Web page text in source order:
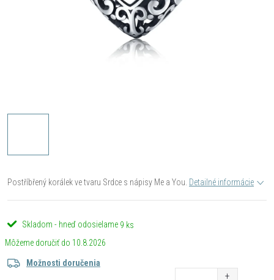
Postříbřený korálek ve tvaru Srdce s nápisy Me a You. Detailné informácie
Skladom - hneď odosielame 9 ks
10.8.2026
Možnosti doručenia